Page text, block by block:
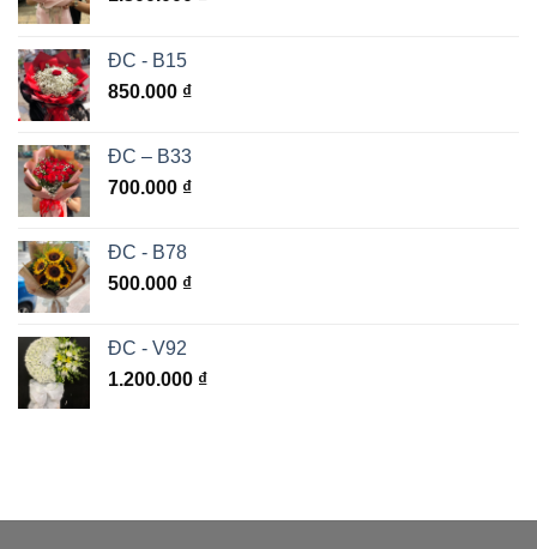
ĐC - B15
850.000 ₫
ĐC – B33
700.000 ₫
ĐC - B78
500.000 ₫
ĐC - V92
1.200.000 ₫